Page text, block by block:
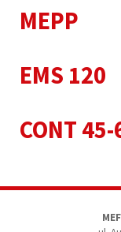
MEPP
EMS 120
CONT 45-